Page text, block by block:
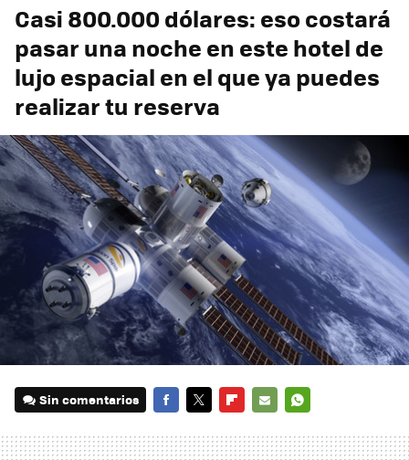
Casi 800.000 dólares: eso costará
pasar una noche en este hotel de
lujo espacial en el que ya puedes
realizar tu reserva
Sin comentarios
MAIL